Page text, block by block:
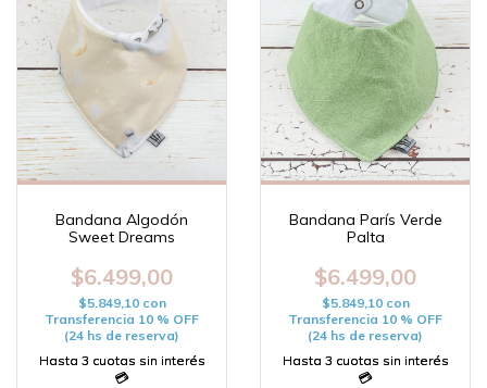
Bandana Algodón
Sweet Dreams
$6.499,00
$5.849,10 con
Transferencia 10 % OFF
(24 hs de reserva)
Bandana París Verde
Palta
$6.499,00
$5.849,10 con
Transferencia 10 % OFF
(24 hs de reserva)